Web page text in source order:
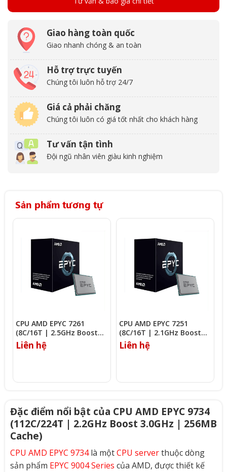
Giao hàng toàn quốc
Giao nhanh chóng & an toàn
Hỗ trợ trực tuyến
Chúng tôi luôn hỗ trợ 24/7
Giá cả phải chăng
Chúng tôi luôn có giá tốt nhất cho khách hàng
Tư vấn tận tình
Đội ngũ nhân viên giàu kinh nghiệm
Sản phẩm tương tự
CPU AMD EPYC 7261
(8C/16T | 2.5GHz Boost
2.9GHz | 64MB Cache)
Liên hệ
CPU AMD EPYC 7251
(8C/16T | 2.1GHz Boost
2.9GHz | 32MB Cache)
Liên hệ
Đặc điểm nổi bật của CPU AMD EPYC 9734
(112C/224T | 2.2GHz Boost 3.0GHz | 256MB
Cache)
CPU AMD EPYC 9734là mộtCPU serverthuộc dòng
sản phẩm EPYC 9004 Series của AMD, được thiết kế